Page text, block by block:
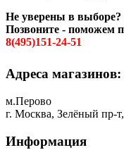
Не уверены в выборе?
Позвоните - поможем
8(495)151-24-51
Адреса магазинов:
м.Перово
г. Москва, Зелёный
Информация